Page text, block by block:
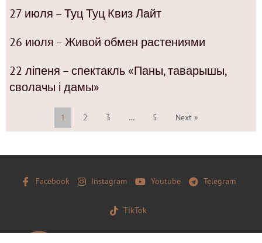
27 июля – Туц Туц Квиз Лайт
26 июля – Живой обмен растениями
22 ліпеня – спектакль «Паны, таварышы,
сволачы і дамы»
1 2 3 … 5 Next »
Facebook Instagram Youtube Telegram
TikTok